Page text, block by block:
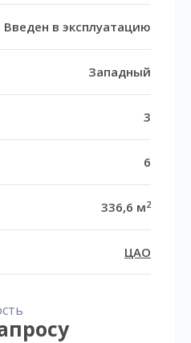
Введен в эксплуатацию
Западный
3
6
336,6 м2
ЦАО